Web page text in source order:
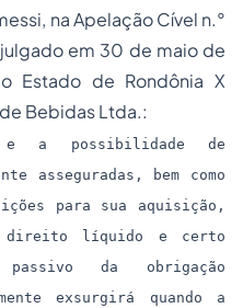
na Apelação Cível n.°
em 30 de maio de
Estado de Rondônia X
Bebidas Ltda.:
e a possibilidade de
asseguradas, bem como
para sua aquisição,
direito líquido e certo
da obrigação
exsurgirá quando a